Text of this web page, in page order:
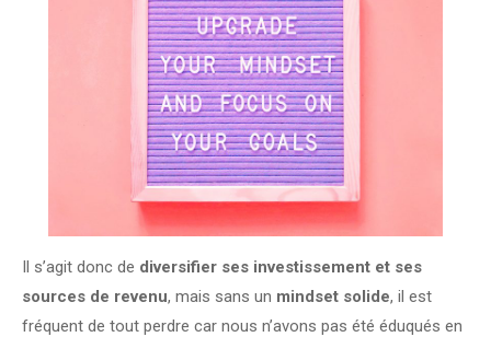
Il s’agit donc de diversifier ses investissement et ses
sources de revenu, mais sans un mindset solide, il est
fréquent de tout perdre car nous n’avons pas été éduqués en